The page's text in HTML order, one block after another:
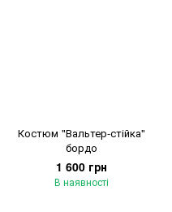
Костюм "Вальтер-стійка"
бордо
1 600 грн
В наявності